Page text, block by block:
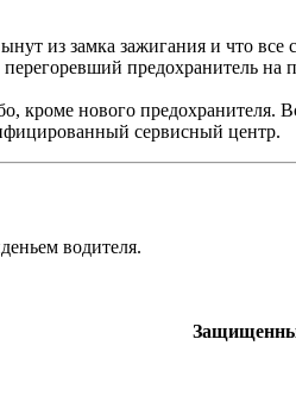
из замка зажигания и что
предохранитель
кроме нового предохранителя.
сервисный центр.
водителя.